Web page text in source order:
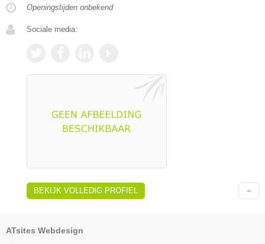
Openingstijden onbekend
Sociale media:
BEKIJK VOLLEDIG PROFIEL
ATsites Webdesign